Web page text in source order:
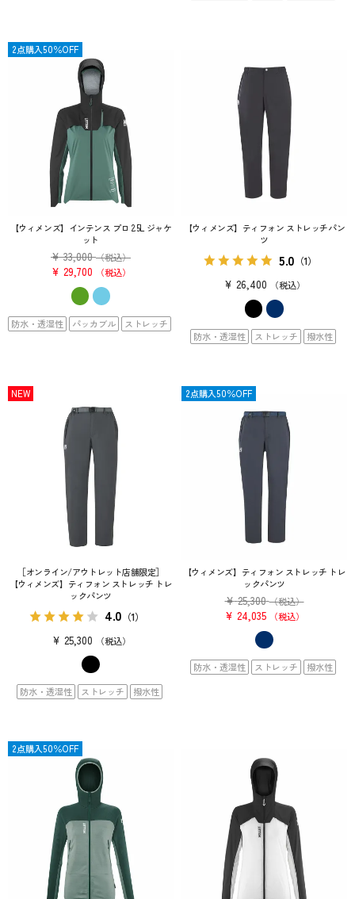
【ウィメンズ】インテンス プロ 2.5L ジャケ
ット
¥ 33,000 （税込）
¥ 29,700 税込
OUTLET
防水・透湿性 パッカブル ストレッチ
2点購入50％OFF
【ウィメンズ】ティフォン ストレッチパン
ツ
5.0 （1）
¥ 26,400 税込
防水・透湿性 ストレッチ 撥水性
［オンライン/アウトレット店舗限定］
【ウィメンズ】ティフォン ストレッチ トレ
ックパンツ
4.0 （1）
¥ 25,300 税込
NEW
防水・透湿性 ストレッチ 撥水性
【ウィメンズ】ティフォン ストレッチ トレ
ックパンツ
¥ 25,300 （税込）
¥ 24,035 税込
OUTLET
防水・透湿性 ストレッチ 撥水性
2点購入50％OFF
限定
2点購入50％OFF